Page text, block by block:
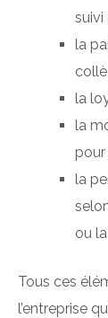
suivi
la
la
la
pour
la
ou
Tous ces
l’entreprise